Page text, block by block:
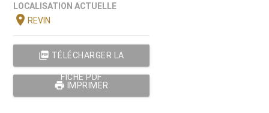
LOCALISATION ACTUELLE
location_onREVIN
picture_as_pdf TÉLÉCHARGER LA
FICHE PDF
print IMPRIMER